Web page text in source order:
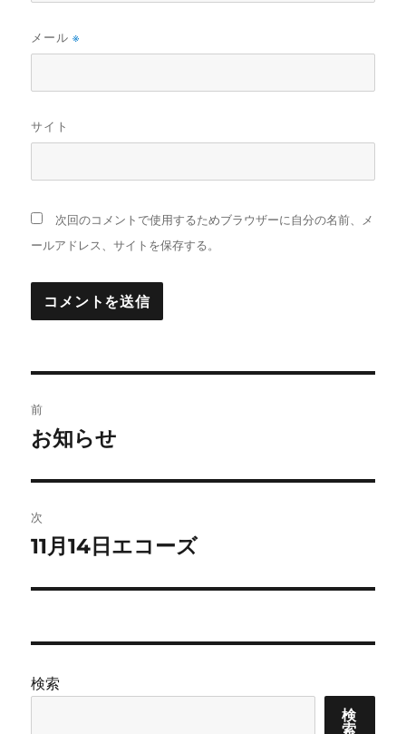
メール※
サイト
次回のコメントで使用するためブラウザーに自分の名前、メ
ールアドレス、サイトを保存する。
稿
ビ
ゲ
ー
ン
前
前
投
稿:
お知らせ
次
次
投
11月14日エコーズ
検索
検
索